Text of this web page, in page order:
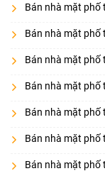
Bán nhà mặt phố
Bán nhà mặt phố
Bán nhà mặt phố
Bán nhà mặt phố
Bán nhà mặt phố
Bán nhà mặt phố
Bán nhà mặt phố